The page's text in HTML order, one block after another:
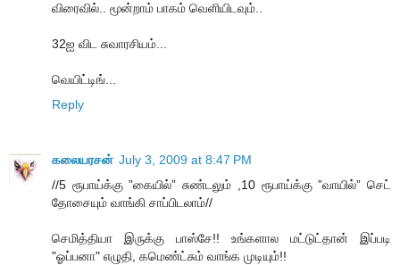
விரைவில்.. மூன்றாம் பாகம் வெளியிடவும்..
32ஐ விட சுவாரசியம்...
வெயிட்டிங்...
Reply
கலையரசன் July 3, 2009 at 8:47 PM
//5 ரூபாய்க்கு ”கையில்” சுண்டலும் ,10 ரூபாய்க்கு ”வாயில்” செட்
தோசையும் வாங்கி சாப்பிடலாம்//
செமித்தியா இருக்கு பாஸ்சே!! உங்களால மட்டுட்தான் இப்படி
"ஓப்பனா" எழுதி, கமெண்ட்சும் வாங்க முடியும்!!